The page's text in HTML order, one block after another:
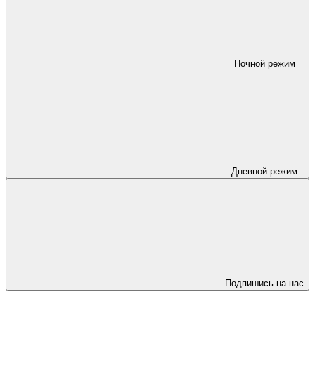
Ночной режим
Дневной режим
Подпишись на нас